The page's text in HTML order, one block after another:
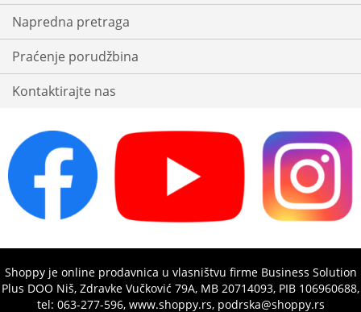
Napredna pretraga
Praćenje porudžbina
Kontaktirajte nas
Shoppy je online prodavnica u vlasništvu firme Business Solution
Plus DOO Niš, Zdravke Vučković 79A, MB 20714093, PIB 106960688,
tel: 063-277-596, www.shoppy.rs, podrska@shoppy.rs